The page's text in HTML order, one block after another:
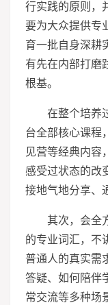
行实践的原则，
要为大众提供专
育一批自身深耕
有先在内部打磨
根基。
在整个培养
台全部核心课程
见营等经典内容
感受过状态的改
接地气地分享、
其次，会全
的专业词汇，不
普通人的真实需
答疑、如何陪伴
常交流等多种场